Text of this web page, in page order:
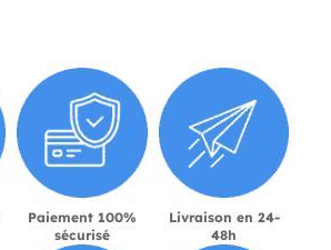
Paiement 100%
sécurisé
Livraison en 24-
48h